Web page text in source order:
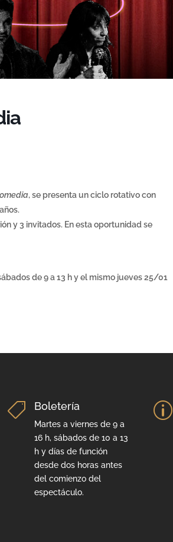
, se presenta un ciclo rotativo con
y 3 invitados. En esta oportunidad se
de 9 a 13 h y el mismo jueves 25/01
 Boletería
Martes a viernes de 9 a
16 h, sábados de 10 a 13
h y días de función
desde dos horas antes
del comienzo del
espectáculo.
p